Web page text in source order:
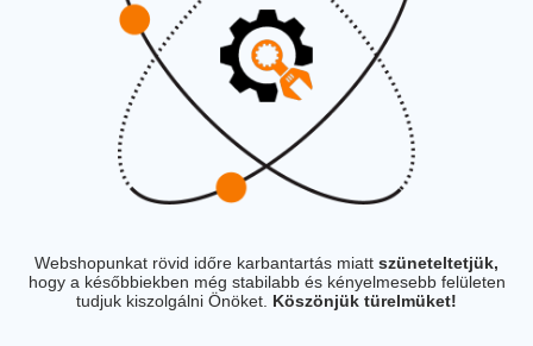
Webshopunkat rövid időre karbantartás miatt szüneteltetjük,
hogy a későbbiekben még stabilabb és kényelmesebb felületen
tudjuk kiszolgálni Önöket. Köszönjük türelmüket!